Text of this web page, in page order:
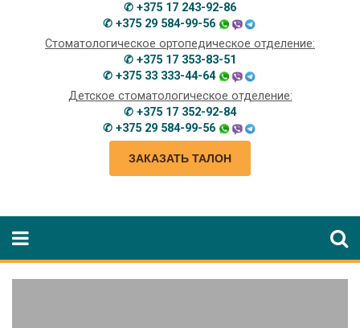
✆ +375 17 243-92-86
✆ +375 29 584-99-56
Стоматологическое ортопедическое отделение:
✆ +375 17 353-83-51
✆ +375 33 333-44-64
Детское стоматологическое отделение:
✆ +375 17 352-92-84
✆ +375 29 584-99-56
ЗАКАЗАТЬ ТАЛОН